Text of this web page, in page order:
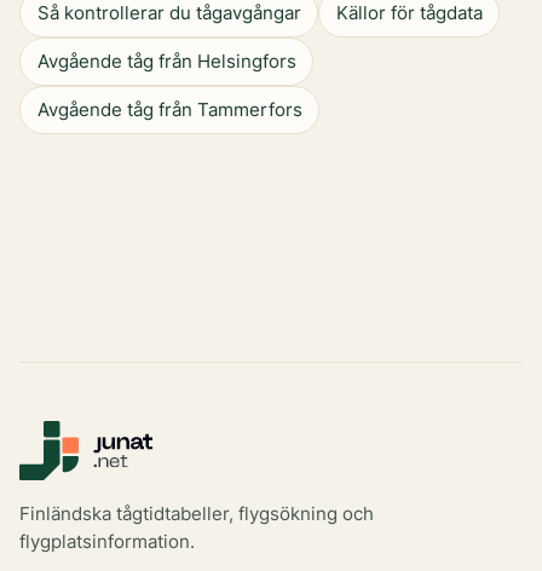
Så kontrollerar du tågavgångar Källor för tågdata
Avgående tåg från Helsingfors
Avgående tåg från Tammerfors
Finländska tågtidtabeller, flygsökning och
flygplatsinformation.